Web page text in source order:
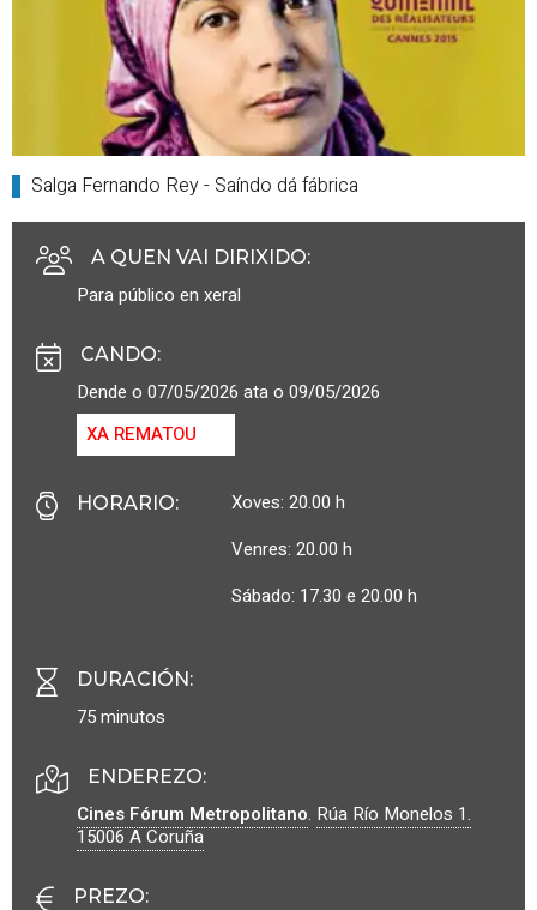
Salga Fernando Rey- Saíndo dá fábrica
A QUEN VAI DIRIXIDO:
Para público en xeral
CANDO:
Dende o 07/05/2026 ata o 09/05/2026
XA REMATOU
HORARIO:
Xoves: 20.00 h
Venres: 20.00 h
Sábado: 17.30 e 20.00 h
DURACIÓN:
75 minutos
ENDEREZO:
Cines Fórum Metropolitano. Rúa Río Monelos 1.
15006A Coruña
PREZO: